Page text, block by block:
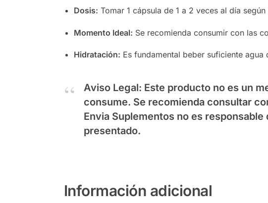
Dosis: Tomar 1 cápsula de 1 a 2 veces al día
Momento Ideal: Se recomienda consumir con las
Hidratación: Es fundamental beber suficiente
Aviso Legal: Este producto no es un
consume. Se recomienda consultar
Envia Suplementos no es
presentado.
Información adicional